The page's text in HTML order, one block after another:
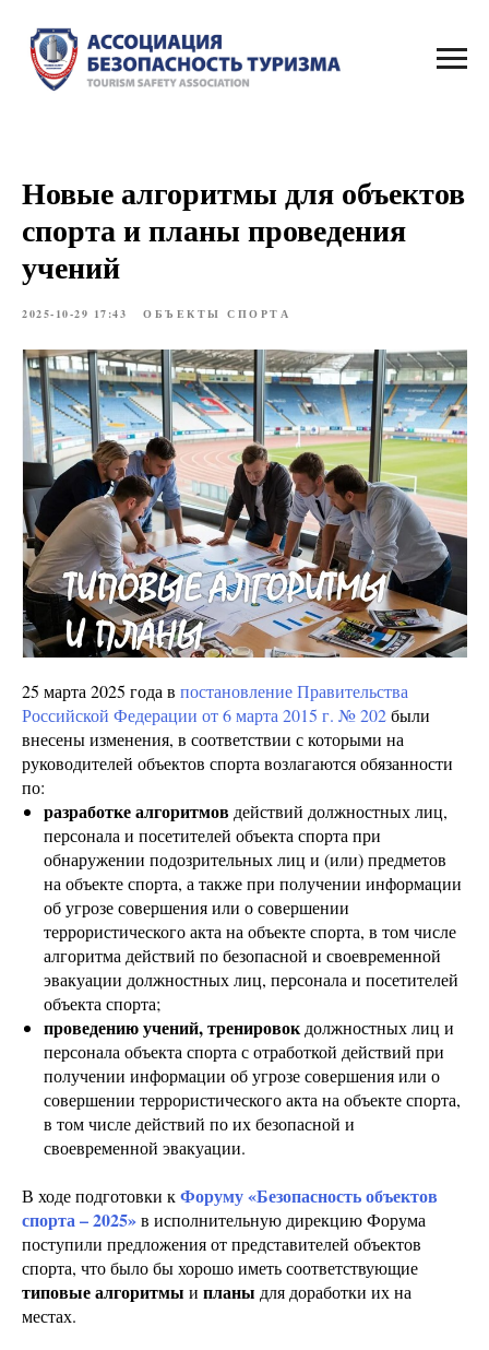
Новые алгоритмы для объектов
спорта и планы проведения
учений
2025-10-29 17:43 ОБЪЕКТЫ СПОРТА
25 марта 2025 года в постановление Правительства
Российской Федерации от 6 марта 2015 г. № 202были
внесены изменения, в соответствии с которыми на
руководителей объектов спорта возлагаются обязанности
по:
разработке алгоритмов действий должностных лиц,
персонала и посетителей объекта спорта при
обнаружении подозрительных лиц и (или) предметов
на объекте спорта, а также при получении информации
об угрозе совершения или о совершении
террористического акта на объекте спорта, в том числе
алгоритма действий по безопасной и своевременной
эвакуации должностных лиц, персонала и посетителей
объекта спорта;
проведению учений, тренировок должностных лиц и
персонала объекта спорта с отработкой действий при
получении информации об угрозе совершения или о
совершении террористического акта на объекте спорта,
в том числе действий по их безопасной и
своевременной эвакуации.
В ходе подготовки кФоруму «Безопасность объектов
спорта – 2025»в исполнительную дирекцию Форума
поступили предложения от представителей объектов
спорта, что было бы хорошо иметь соответствующие
типовые алгоритмы и планы для доработки их на
местах.